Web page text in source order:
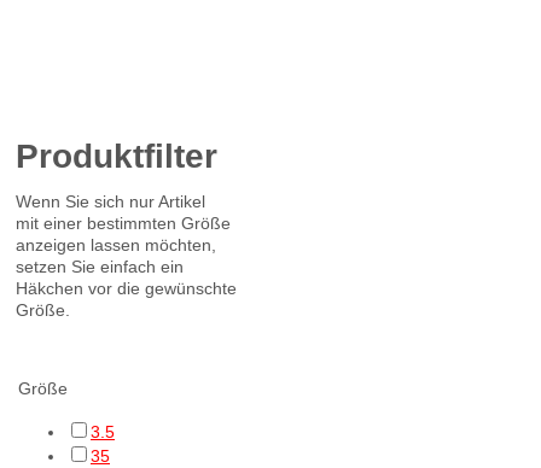
Produktfilter
Wenn Sie sich nur Artikel
mit einer bestimmten Größe
anzeigen lassen möchten,
setzen Sie einfach ein
Häkchen vor die gewünschte
Größe.
Größe
3.5
35